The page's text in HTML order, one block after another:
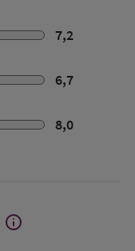
7,2
6,7
8,0
Visa
info